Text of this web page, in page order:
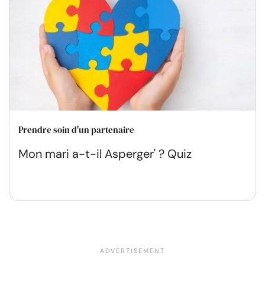
Prendre soin d'un partenaire
Mon mari a-t-il Asperger' ? Quiz